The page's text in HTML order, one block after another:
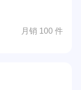
雅力士逸致
月销 100 件